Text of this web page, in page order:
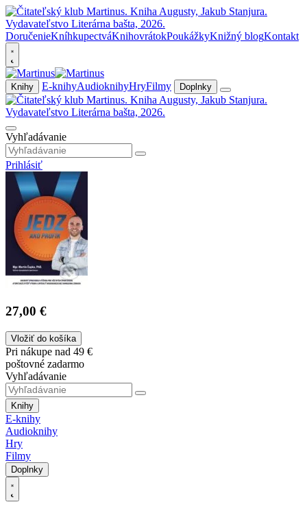
DoručenieKníhkupectváKnihovrátokPoukážkyKnižný blogKontakt
Knihy E-knihyAudioknihyHryFilmy Doplnky
Vyhľadávanie
Prihlásiť
27,00 €
Vložiť do košíka
Pri nákupe nad 49 €
poštovné zadarmo
Vyhľadávanie
Knihy
E-knihy
Audioknihy
Hry
Filmy
Doplnky